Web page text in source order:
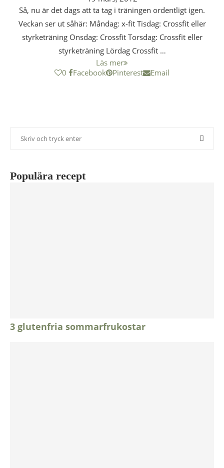
Så, nu är det dags att ta tag i träningen ordentligt igen.
Veckan ser ut såhär: Måndag: x-fit Tisdag: Crossfit eller
styrketräning Onsdag: Crossfit Torsdag: Crossfit eller
styrketräning Lördag Crossfit …
Läs mer
0
Facebook Pinterest Email
Populära recept
3 glutenfria sommarfrukostar